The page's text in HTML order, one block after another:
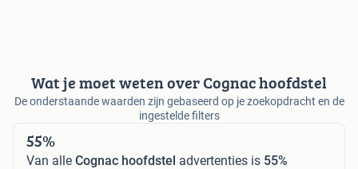
Wat je moet weten over Cognac hoofdstel
De onderstaande waarden zijn gebaseerd op je zoekopdracht en de
ingestelde filters
55%
Van alle Cognac hoofdstel advertenties is 55%